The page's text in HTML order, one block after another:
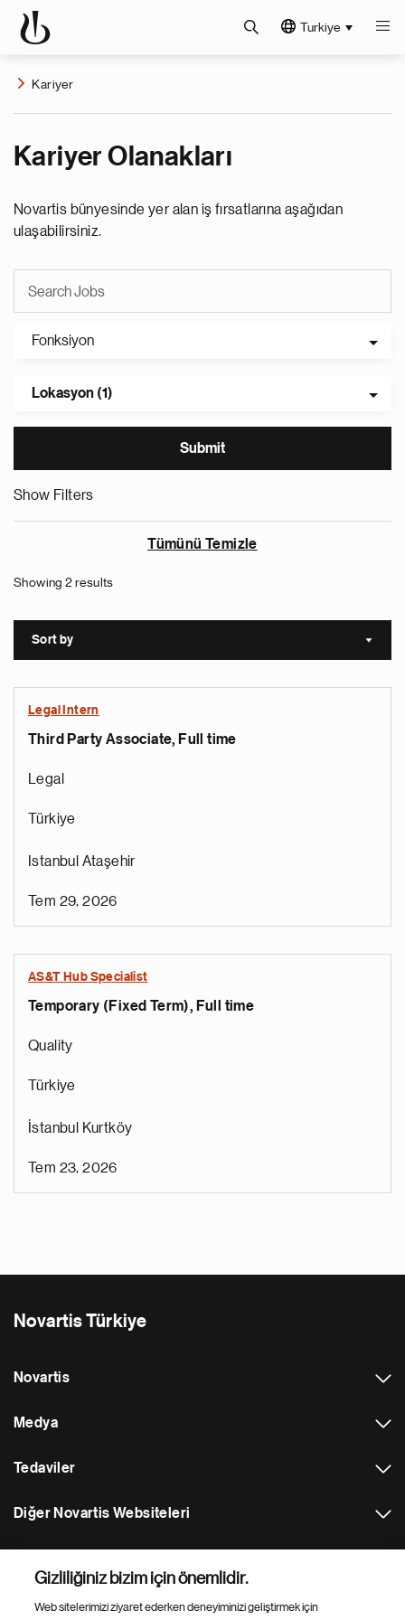
Turkiye
Kariyer
Kariyer Olanakları
Novartis bünyesinde yer alan iş fırsatlarına aşağıdan
ulaşabilirsiniz.
Fonksiyon
Lokasyon (1)
Show Filters
Tümünü Temizle
Showing 2 results
Sort by Sort
Legal Intern
Third Party Associate, Full time
Legal
Türkiye
Istanbul Ataşehir
Tem 29, 2026
AS&T Hub Specialist
Temporary (Fixed Term), Full time
Quality
Türkiye
İstanbul Kurtköy
Tem 23, 2026
Novartis Türkiye
Novartis
Medya
Tedaviler
Diğer Novartis Websiteleri
Footer Site Search
Gizliliğiniz bizim için önemlidir.
Web sitelerimizi ziyaret ederken deneyiminizi geliştirmek için